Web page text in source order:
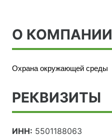
О КОМПАНИИ
Охрана окружающей среды
РЕКВИЗИТЫ
ИНН: 5501188063